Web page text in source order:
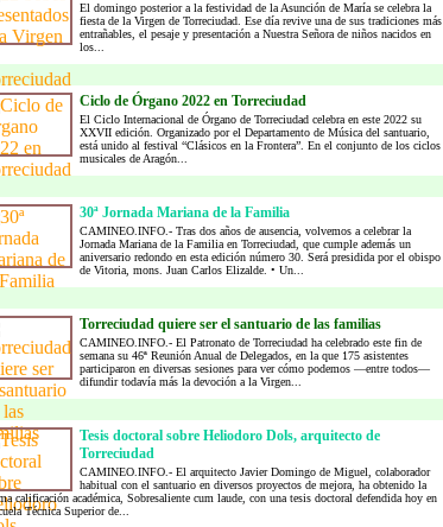
El domingo posterior a la festividad de la Asunción de María se celebra la
fiesta de la Virgen de Torreciudad. Ese día revive una de sus tradiciones más
entrañables, el pesaje y presentación a Nuestra Señora de niños nacidos en
los...
Ciclo de Órgano 2022 en Torreciudad
El Ciclo Internacional de Órgano de Torreciudad celebra en este 2022 su
XXVII edición. Organizado por el Departamento de Música del santuario,
está unido al festival “Clásicos en la Frontera”. En el conjunto de los ciclos
musicales de Aragón...
30ª Jornada Mariana de la Familia
CAMINEO.INFO.- Tras dos años de ausencia, volvemos a celebrar la
Jornada Mariana de la Familia en Torreciudad, que cumple además un
aniversario redondo en esta edición número 30. Será presidida por el obispo
de Vitoria, mons. Juan Carlos Elizalde. • Un...
Torreciudad quiere ser el santuario de las familias
CAMINEO.INFO.- El Patronato de Torreciudad ha celebrado este fin de
semana su 46ª Reunión Anual de Delegados, en la que 175 asistentes
participaron en diversas sesiones para ver cómo podemos —entre todos—
difundir todavía más la devoción a la Virgen...
Tesis doctoral sobre Heliodoro Dols, arquitecto de
Torreciudad
CAMINEO.INFO.- El arquitecto Javier Domingo de Miguel, colaborador
habitual con el santuario en diversos proyectos de mejora, ha obtenido la
calificación académica, Sobresaliente cum laude, con una tesis doctoral defendida hoy en
Técnica Superior de...